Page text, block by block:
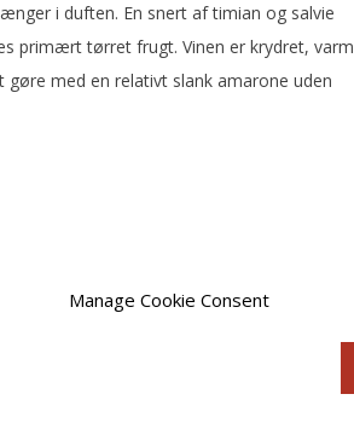
Manage Cookie Consent
i duften. En snert af timian og salvie
primært tørret frugt. Vinen er krydret, varm
med en relativt slank amarone uden